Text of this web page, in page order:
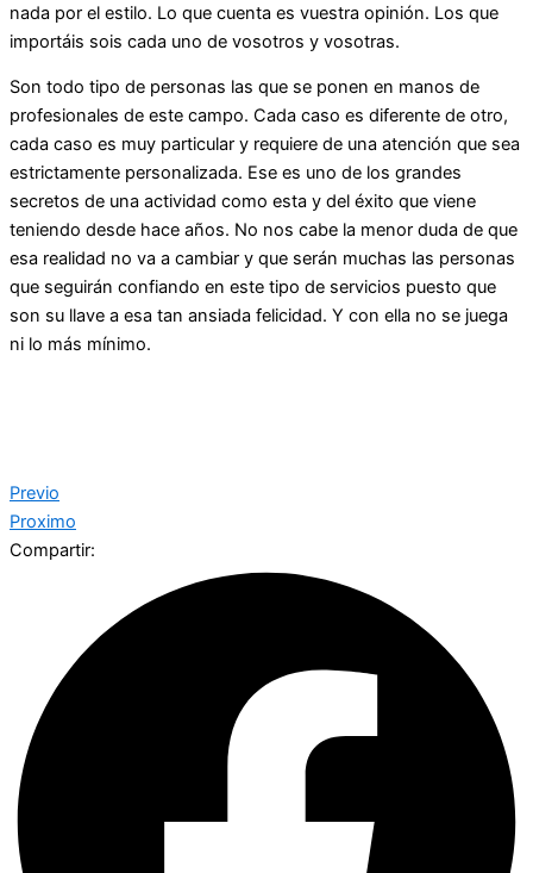
nada por el estilo. Lo que cuenta es vuestra opinión. Los que
importáis sois cada uno de vosotros y vosotras.
Son todo tipo de personas las que se ponen en manos de
profesionales de este campo. Cada caso es diferente de otro,
cada caso es muy particular y requiere de una atención que sea
estrictamente personalizada. Ese es uno de los grandes
secretos de una actividad como esta y del éxito que viene
teniendo desde hace años. No nos cabe la menor duda de que
esa realidad no va a cambiar y que serán muchas las personas
que seguirán confiando en este tipo de servicios puesto que
son su llave a esa tan ansiada felicidad. Y con ella no se juega
ni lo más mínimo.
Previo
Proximo
Compartir: